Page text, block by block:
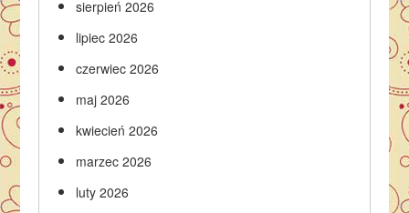
sierpień 2026
lipiec 2026
czerwiec 2026
maj 2026
kwiecień 2026
marzec 2026
luty 2026